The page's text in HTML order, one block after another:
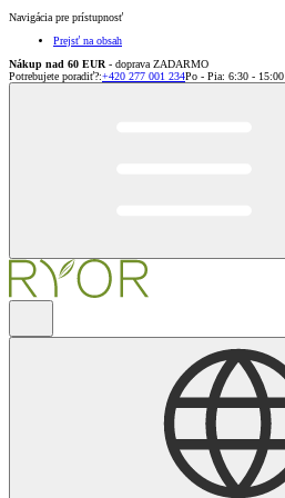
Navigácia pre prístupnosť
Prejsť na obsah
Nákup nad 60 EUR - doprava ZADARMO
Potrebujete poradiť?:+420 277 001 234Po - Pia: 6:30 - 15:00